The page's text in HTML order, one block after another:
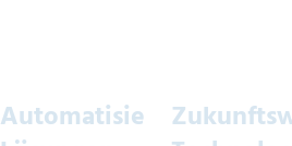
Automatisierte